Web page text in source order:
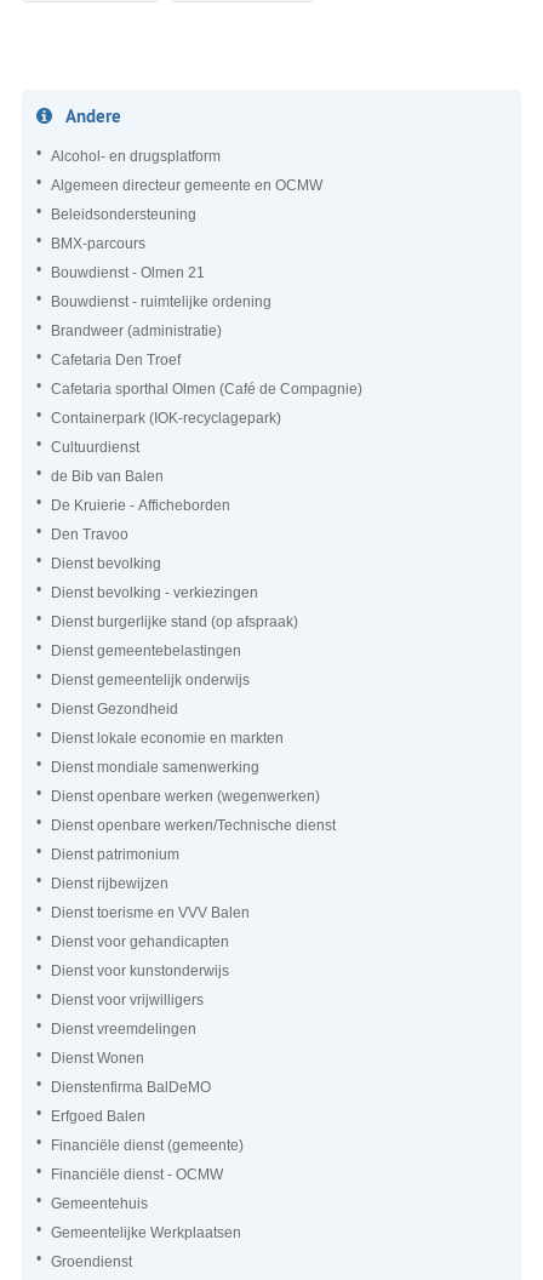
Andere
Alcohol- en drugsplatform
Algemeen directeur gemeente en OCMW
Beleidsondersteuning
BMX-parcours
Bouwdienst - Olmen 21
Bouwdienst - ruimtelijke ordening
Brandweer (administratie)
Cafetaria Den Troef
Cafetaria sporthal Olmen (Café de Compagnie)
Containerpark (IOK-recyclagepark)
Cultuurdienst
de Bib van Balen
De Kruierie - Afficheborden
Den Travoo
Dienst bevolking
Dienst bevolking - verkiezingen
Dienst burgerlijke stand (op afspraak)
Dienst gemeentebelastingen
Dienst gemeentelijk onderwijs
Dienst Gezondheid
Dienst lokale economie en markten
Dienst mondiale samenwerking
Dienst openbare werken (wegenwerken)
Dienst openbare werken/Technische dienst
Dienst patrimonium
Dienst rijbewijzen
Dienst toerisme en VVV Balen
Dienst voor gehandicapten
Dienst voor kunstonderwijs
Dienst voor vrijwilligers
Dienst vreemdelingen
Dienst Wonen
Dienstenfirma BalDeMO
Erfgoed Balen
Financiële dienst (gemeente)
Financiële dienst - OCMW
Gemeentehuis
Gemeentelijke Werkplaatsen
Groendienst